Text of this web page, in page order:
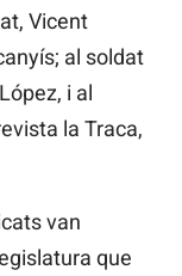
Vicent
al soldat
i al
la Traca,
van
que